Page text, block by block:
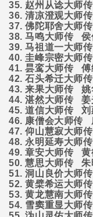
35. 赵州从谂大师传
36.清凉澄观大师传
37.佛陀耶舍大师传
38.马鸣大师传
侯
39.马祖道一大师传
40.圭峰宗密大师传
41.昙鸾大师传
傅
42.石头希迁大师传
43.来果大师传
姚
44.湛然大师传
姜
45.道信大师传
刘
46. 康僧会大师传
47.仰山慧寂大师传
48. 永明延寿大师传
49.章安大师传
黄
50.慧思大师传
朱
51.洞山良价大师传
52.黄檗希运大师传
53.黄龙慧南大师传
54. 雪窦重显大师传